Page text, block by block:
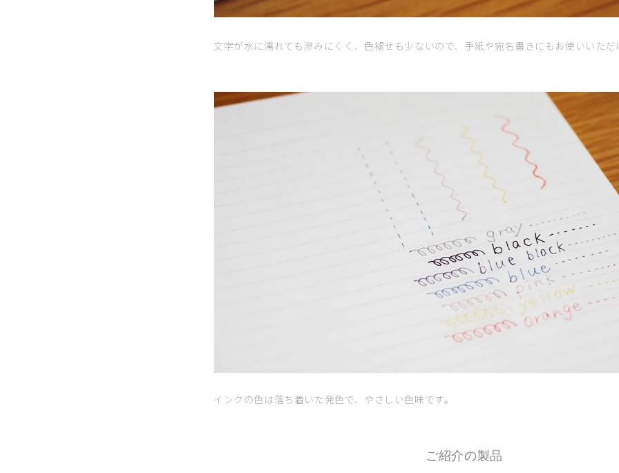
文字が水に濡れても滲みにくく、色褪せも少ないので、手紙や宛名書きにもお使いいただ
インクの色は落ち着いた発色で、やさしい色味です。
ご紹介の製品